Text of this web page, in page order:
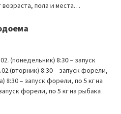
пола и места…
(понедельник) 8:30 – запуск
(вторник) 8:30 – запуск форели,
8:30 – запуск форели, по 5 кг на
форели, по 5 кг на рыбака